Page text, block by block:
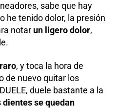
sabe que hay
he tenido dolor, la presión
notar un ligero dolor,
, y toca la hora de
de nuevo quitar los
duele bastante a la
dientes se quedan